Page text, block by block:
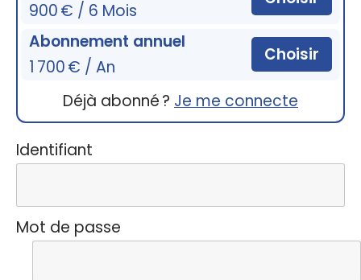
900 € / 6 Mois
Abonnement annuel
1 700 € / An
Choisir
Déjà abonné ? Je me connecte
Identifiant
Mot de passe